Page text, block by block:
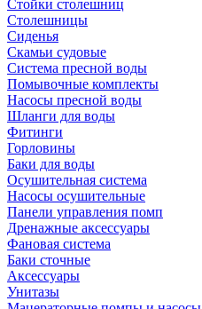
Стойки столешниц
Столешницы
Сиденья
Скамьи судовые
Система пресной воды
Помывочные комплекты
Насосы пресной воды
Шланги для воды
Фитинги
Горловины
Баки для воды
Осушительная система
Насосы осушительные
Панели управления помп
Дренажные аксессуары
Фановая система
Баки сточные
Аксессуары
Унитазы